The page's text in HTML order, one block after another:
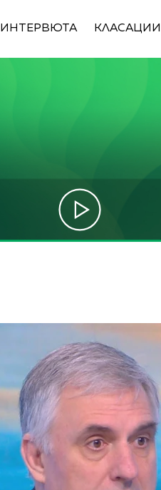
ИНТЕРВЮТА КЛАСАЦИИ